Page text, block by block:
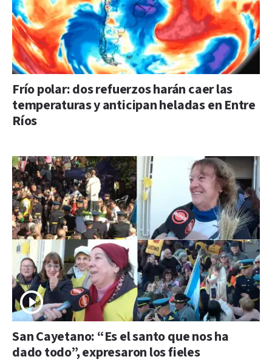
Frío polar: dos refuerzos harán caer las
temperaturas y anticipan heladas en Entre
Ríos
San Cayetano: “Es el santo que nos ha
dado todo”, expresaron los fieles